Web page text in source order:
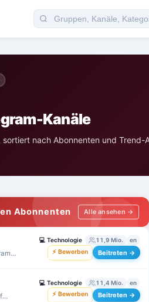
Kanäle
sortiert nach Abonnenten und
Abonnenten Alle ansehen →
💻 Technologie 11,9 Mio. en
⚡ Bewerben Beitreten →
💻 Technologie 11,4 Mio. en
⚡ Bewerben Beitreten →